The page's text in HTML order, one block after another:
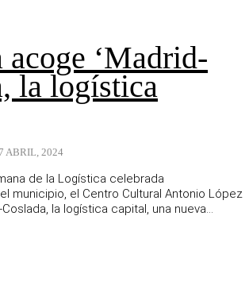
acoge ‘Madrid-
la logística
ABRIL, 2024
de la Logística celebrada
municipio, el Centro Cultural Antonio López
la logística capital, una nueva...